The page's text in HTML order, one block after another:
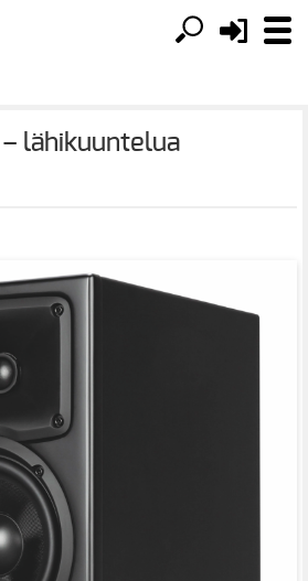
lähikuuntelua